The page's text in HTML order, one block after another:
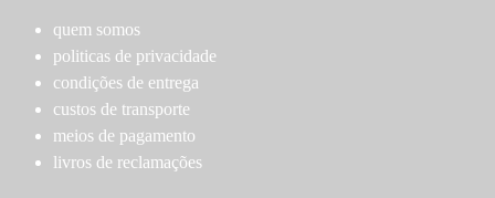
quem somos
politicas de privacidade
condições de entrega
custos de transporte
meios de pagamento
livros de reclamações